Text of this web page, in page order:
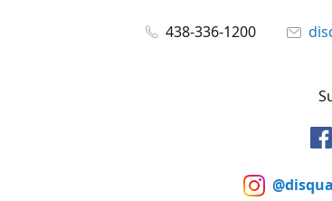
438-336-1200